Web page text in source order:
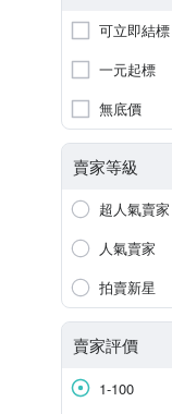
可立即結標
一元起標
無底價
賣家等級
超人氣賣家
人氣賣家
拍賣新星
賣家評價
1-100